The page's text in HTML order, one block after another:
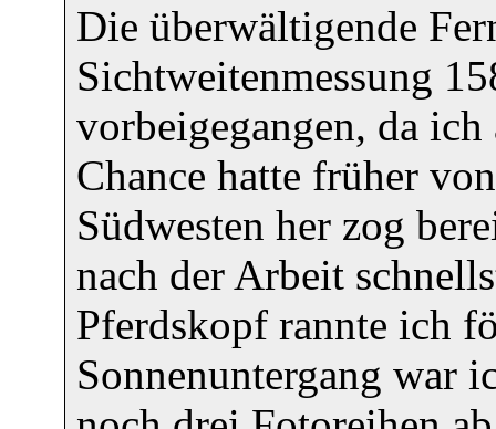
Die überwältigende
Sichtweitenmessung
vorbeigegangen, da ich
Chance hatte früher
Südwesten her zog
nach der Arbeit
Pferdskopf rannte ich
Sonnenuntergang war